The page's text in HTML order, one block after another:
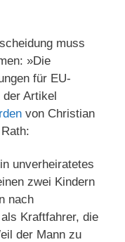
muss
»Die
für EU-
der Artikel
von Christian
unverheiratetes
zwei Kindern
nach
Kraftfahrer, die
der Mann zu